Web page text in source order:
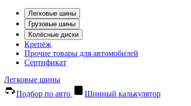
Легковые шины
Грузовые шины
Колёсные диски
Крепёж
Прочие товары для автомобилей
Сертификат
Легковые шины
Подбор по авто
Шинный калькулятор